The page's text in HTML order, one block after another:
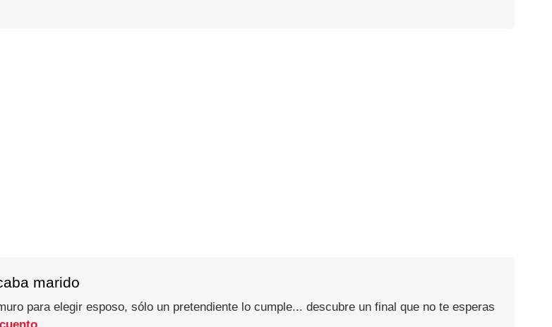
marido
para elegir esposo, sólo un pretendiente lo cumple... descubre un final que no te esperas